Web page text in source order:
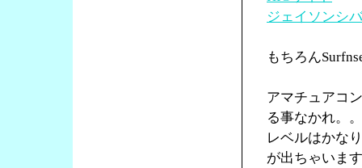
ジェイソンシ
もちろん
アマチュアコ
る事なかれ。
レベルはかな
が出ちゃいま